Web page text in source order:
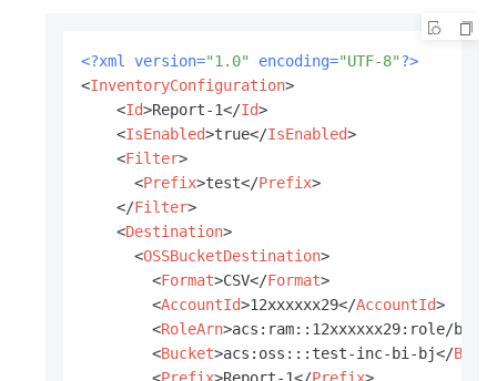
<?xml version="1.0" encoding="UTF-8"?>
<InventoryConfiguration>
<Id>Report-1</Id>
<IsEnabled>true</IsEnabled>
<Filter>
<Prefix>test</Prefix>
</Filter>
<Destination>
<OSSBucketDestination>
<Format>CSV</Format>
<AccountId>12xxxxxx29</AccountId>
<RoleArn>acs:ram::12xxxxxx29:role/
<Bucket>acs:oss:::test-inc-bi-bj</